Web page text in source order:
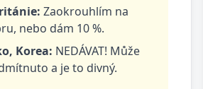
Zaokrouhlím na
nebo dám 10 %.
Korea: NEDÁVAT! Může
a je to divný.